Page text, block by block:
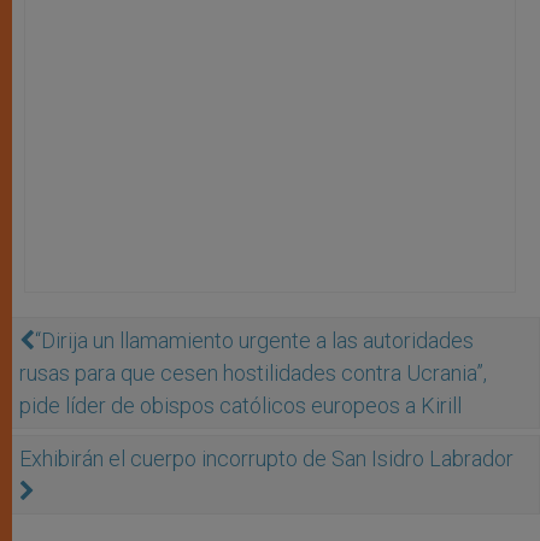
“Dirija un llamamiento urgente a las autoridades
rusas para que cesen hostilidades contra Ucrania”,
pide líder de obispos católicos europeos a Kirill
Exhibirán el cuerpo incorrupto de San Isidro Labrador